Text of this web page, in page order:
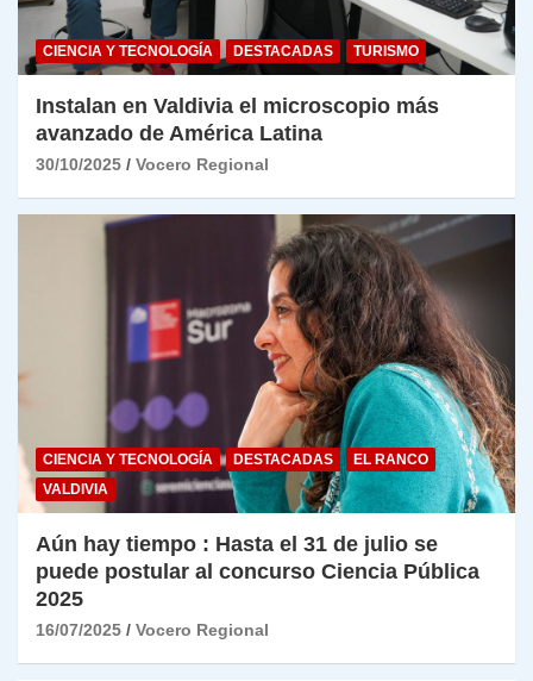
CIENCIA Y TECNOLOGÍA DESTACADAS TURISMO
Instalan en Valdivia el microscopio más
avanzado de América Latina
30/10/2025 Vocero Regional
CIENCIA Y TECNOLOGÍA DESTACADAS
EL RANCO
VALDIVIA
Aún hay tiempo : Hasta el 31 de julio se
puede postular al concurso Ciencia Pública
2025
16/07/2025 Vocero Regional